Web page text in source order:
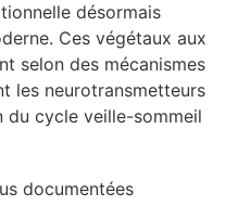
désormais
Ces végétaux aux
selon des mécanismes
les neurotransmetteurs
du cycle veille-sommeil
documentées